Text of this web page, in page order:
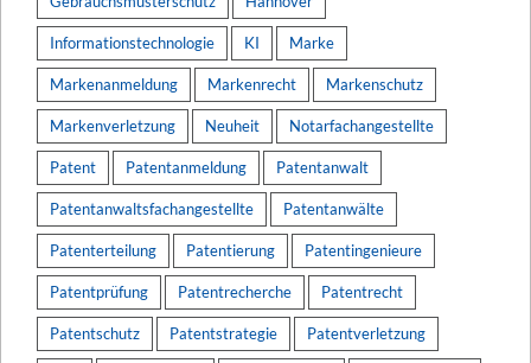
Informationstechnologie KI Marke
Markenanmeldung Markenrecht Markenschutz
Markenverletzung Neuheit Notarfachangestellte
Patent Patentanmeldung Patentanwalt
Patentanwaltsfachangestellte Patentanwälte
Patenterteilung Patentierung Patentingenieure
Patentprüfung Patentrecherche Patentrecht
Patentschutz Patentstrategie Patentverletzung